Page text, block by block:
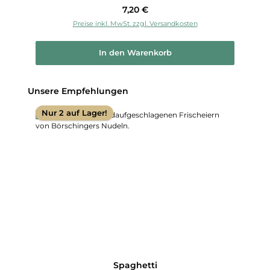
Regulärer Preis:
7,20 €
Preise inkl. MwSt. zzgl. Versandkosten
In den Warenkorb
Produktgalerie überspringen
Unsere Empfehlungen
Nur 2 auf Lager!
Spaghetti